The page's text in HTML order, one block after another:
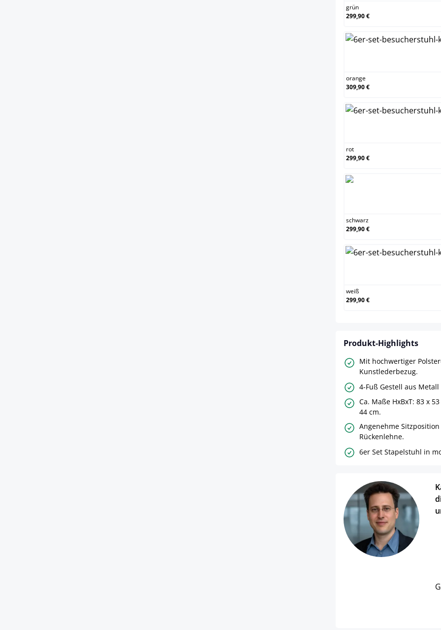
grün
299,90 €
orange
309,90 €
rot
299,90 €
schwarz
299,90 €
weiß
299,90 €
Produkt-Highlights
Mit hochwertiger
Kunstlederbezug.
4-Fuß Gestell aus
Ca. Maße HxBxT: 83 x
44 cm.
Angenehme
Rückenlehne.
6er Set Stapelstuhl in